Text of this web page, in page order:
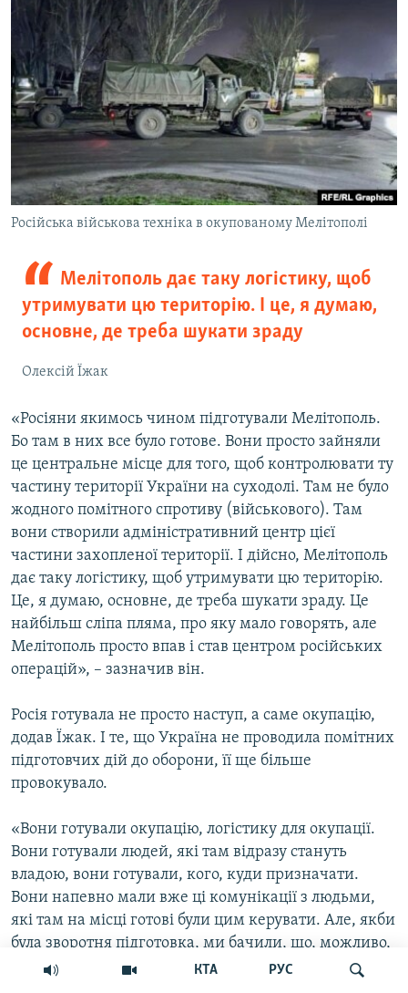
КТА РУС
Російська військова техніка в окупованому Мелітополі
Мелітополь дає таку логістику, щоб
утримувати цю територію. І це, я думаю,
основне, де треба шукати зраду
Олексій Їжак
«Росіяни якимось чином підготували Мелітополь.
Бо там в них все було готове. Вони просто зайняли
це центральне місце для того, щоб контролювати ту
частину території України на суходолі. Там не було
жодного помітного спротиву (військового). Там
вони створили адміністративний центр цієї
частини захопленої території. І дійсно, Мелітополь
дає таку логістику, щоб утримувати цю територію.
Це, я думаю, основне, де треба шукати зраду. Це
найбільш сліпа пляма, про яку мало говорять, але
Мелітополь просто впав і став центром російських
операцій», – зазначив він.
Росія готувала не просто наступ, а саме окупацію,
додав Їжак. І те, що Україна не проводила помітних
підготовчих дій до оборони, її ще більше
провокувало.
«Вони готували окупацію, логістику для окупації.
Вони готували людей, які там відразу стануть
владою, вони готували, кого, куди призначати.
Вони напевно мали вже ці комунікації з людьми,
які там на місці готові були цим керувати. Але, якби
була зворотня підготовка, ми бачили, що, можливо,
вони б зачепились за Мелітополь, там би сиділи,